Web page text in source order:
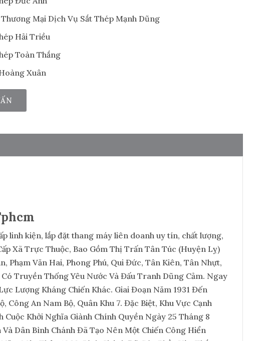
Mại Dịch Vụ Sắt Thép Mạnh Dũng
Hải Triều
Toàn Thắng
Xuân
linh kiện, lắp đặt thang máy liên doanh uy tín, chất lượng,
Xã Trực Thuộc, Bao Gồm Thị Trấn Tân Túc (Huyện Lỵ)
Phạm Văn Hai, Phong Phú, Qui Đức, Tân Kiên, Tân Nhựt,
Truyền Thống Yêu Nước Và Đấu Tranh Dũng Cảm. Ngay
Lượng Kháng Chiến Khác. Giai Đoạn Năm 1931 Đến
An Nam Bộ, Quân Khu 7. Đặc Biệt, Khu Vực Cạnh
Khởi Nghĩa Giành Chính Quyền Ngày 25 Tháng 8
Dân Bình Chánh Đã Tạo Nên Một Chiến Công Hiển